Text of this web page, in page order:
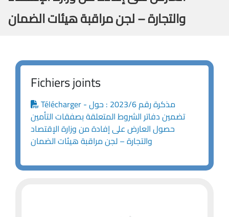
والتجارة – لجن مراقبة هيئات الضمان
Fichiers joints
Télécharger - مذكرة رقم 2023/6 : حول
تضمين دفاتر الشروط المتعلقة بصفقات التأمين
حصول العارض على إفادة من وزارة الإقتصاد
والتجارة – لجن مراقبة هيئات الضمان